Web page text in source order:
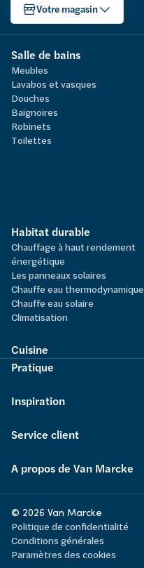
Votre magasin
Salle de bains
Meubles
Lavabos et vasques
Douches
Baignoires
Robinets
Toilettes
Habitat durable
Chauffage à haut rendement
énergétique
Les panneaux solaires
Chauffe eau thermodynamique
Chauffe eau solaire
Climatisation
Cuisine
Pratique
Inspiration
Service client
A propos de Van Marcke
© 2026 Van Marcke
Politique de confidentialité
Conditions générales
Paramètres des cookies